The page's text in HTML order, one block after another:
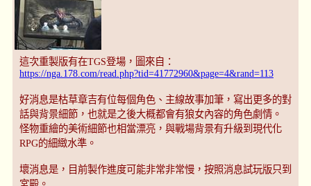
這次重製版有在TGS登場，圖來自：
https://nga.178.com/read.php?tid=41772960&page=4&rand=113
好消息是枯草章吉有位每個角色、主線故事加筆，寫出更多的對
話與背景細節，也就是之後大概都會有狼女內容的角色劇情。
怪物重繪的美術細節也相當漂亮，與戰場背景有升級到現代化
RPG的細緻水準。
壞消息是，目前製作進度可能非常非常慢，按照消息試玩版只到
宮殿。